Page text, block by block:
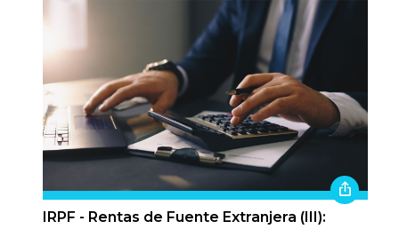
IRPF - Rentas de Fuente Extranjera (III):